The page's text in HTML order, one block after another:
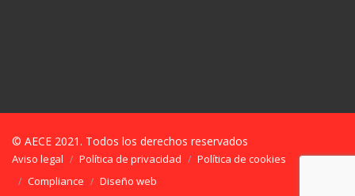
© AECE 2021. Todos los derechos reservados
Aviso legal Política de privacidad
Política de cookies
Compliance
Diseño web